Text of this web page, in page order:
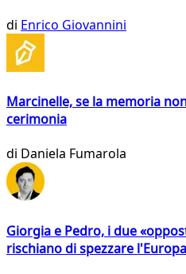
di Enrico Giovannini
Marcinelle, se la memoria
cerimonia
di Daniela Fumarola
Giorgia e Pedro, i due
rischiano di spezzare l'Europa